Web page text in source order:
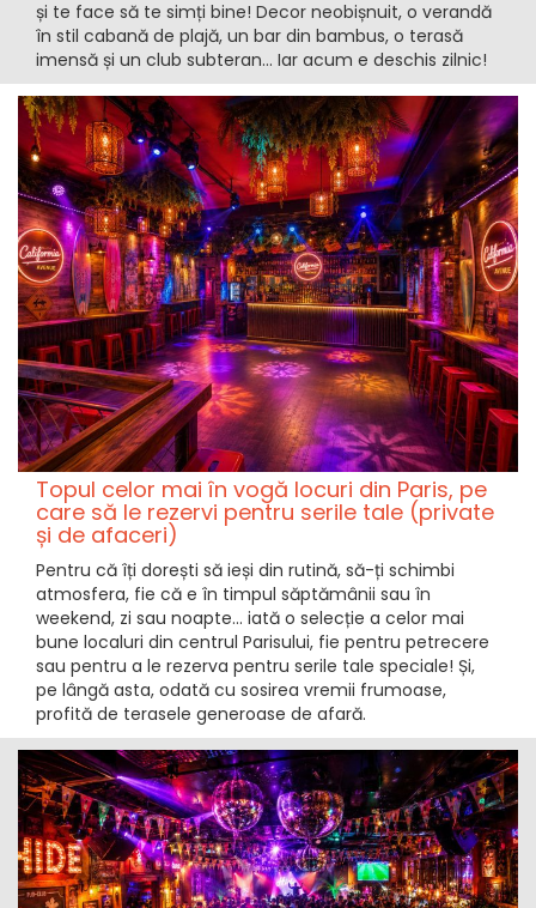
și te face să te simți bine! Decor neobișnuit, o verandă
în stil cabană de plajă, un bar din bambus, o terasă
imensă și un club subteran... Iar acum e deschis zilnic!
Topul celor mai în vogă locuri din Paris, pe
care să le rezervi pentru serile tale (private
și de afaceri)
Pentru că îți dorești să ieși din rutină, să-ți schimbi
atmosfera, fie că e în timpul săptămânii sau în
weekend, zi sau noapte… iată o selecție a celor mai
bune localuri din centrul Parisului, fie pentru petrecere
sau pentru a le rezerva pentru serile tale speciale! Și,
pe lângă asta, odată cu sosirea vremii frumoase,
profită de terasele generoase de afară.